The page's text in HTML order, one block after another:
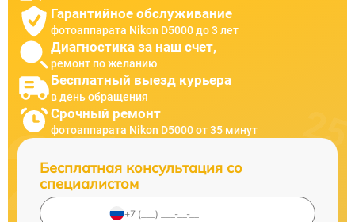
Гарантийное обслуживание
фотоаппарата Nikon D5000 до 3 лет
Диагностика за наш счет,
ремонт по желанию
Бесплатный выезд курьера
в день обращения
Срочный ремонт
фотоаппарата Nikon D5000 от 35 минут
Бесплатная консультация со
специалистом